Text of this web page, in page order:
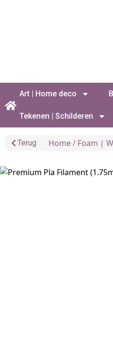
Art | Home deco
Tekenen | Schilderen
Terug Home/ Foam |